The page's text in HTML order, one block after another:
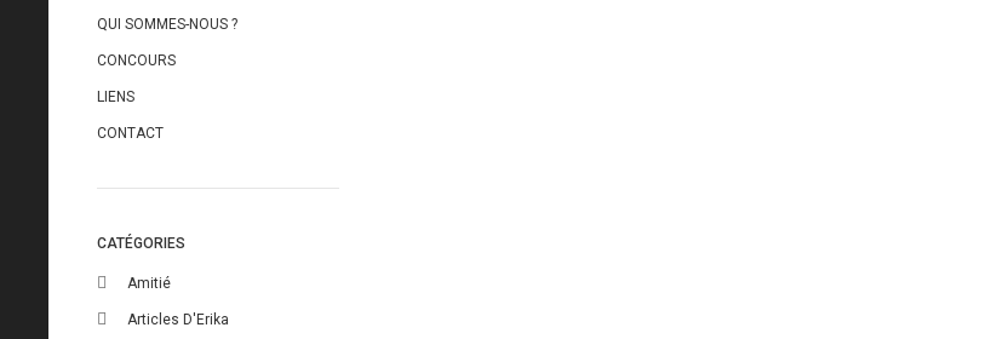
QUI SOMMES-NOUS ?
CONCOURS
LIENS
CONTACT
CATÉGORIES
Amitié
Articles D'Erika